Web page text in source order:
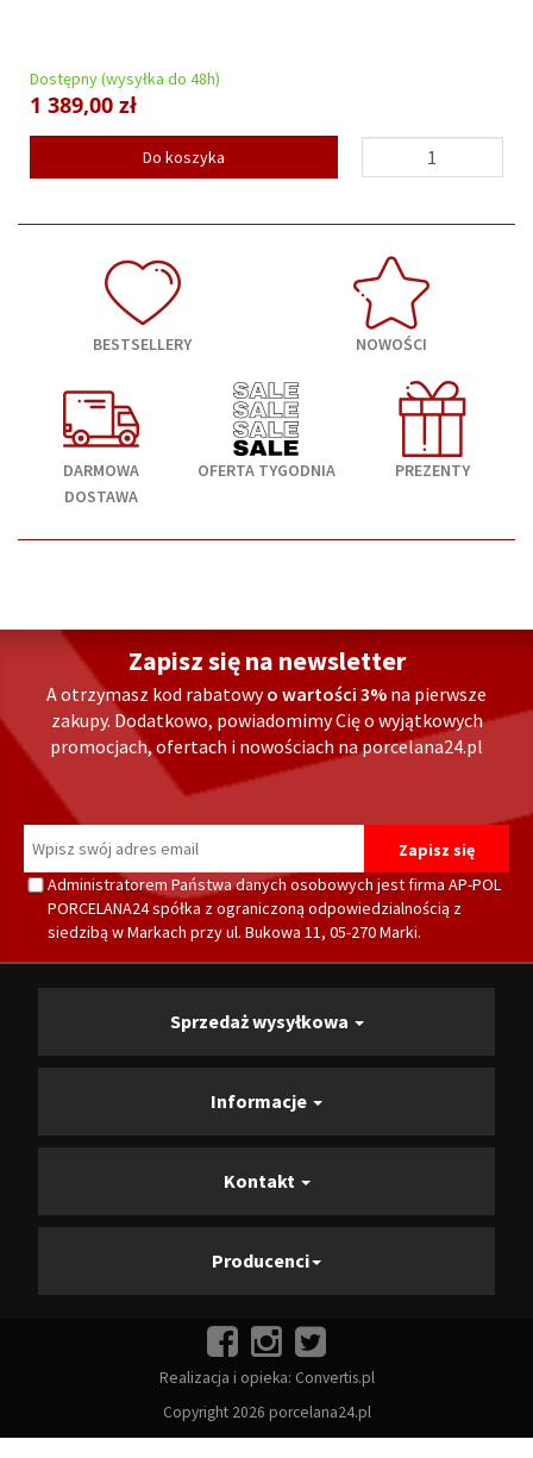
Dostępny (wysyłka do 48h)
1 389,00 zł
Do koszyka
BESTSELLERY NOWOŚCI
DARMOWA
DOSTAWA
OFERTA TYGODNIA PREZENTY
Zapisz się na newsletter
A otrzymasz kod rabatowyo wartości 3% na pierwsze
zakupy. Dodatkowo, powiadomimy Cię o wyjątkowych
promocjach, ofertach i nowościach na porcelana24.pl
Administratorem Państwa danych osobowych jest firma AP-POL
PORCELANA24 spółka z ograniczoną odpowiedzialnością z
siedzibą w Markach przy ul. Bukowa 11, 05-270 Marki.
Sprzedaż wysyłkowa
Informacje
Kontakt
Producenci
Realizacja i opieka: Convertis.pl
Copyright 2026 porcelana24.pl